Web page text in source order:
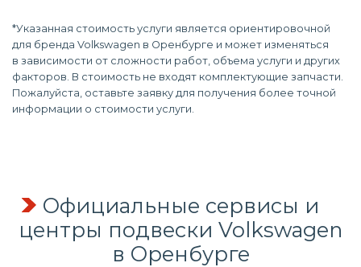
*Указанная стоимость услуги является ориентировочной
для бренда Volkswagen в Оренбурге и может изменяться
в зависимости от сложности работ, объема услуги и других
факторов. В стоимость не входят комплектующие запчасти.
Пожалуйста, оставьте заявку для получения более точной
информации о стоимости услуги.
Официальные сервисы и
центры подвески Volkswagen
в Оренбурге